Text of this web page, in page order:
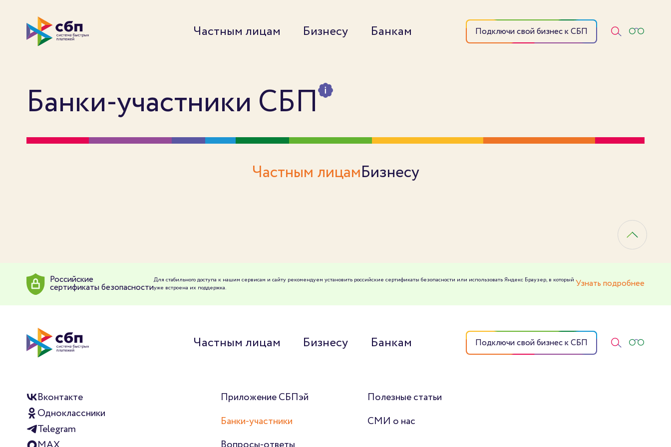
Частным лицам Бизнесу Банкам Подключи свой бизнес к СБП
Банки-участники СБП
Частным лицамБизнесу
Российские
сертификаты безопасности
Для стабильного доступа к нашим сервисам и сайту рекомендуем установить российские сертификаты безопасности или использовать Яндекс Браузер, в который
уже встроена их поддержка.
Узнать подробнее
Частным лицам Бизнесу Банкам Подключи свой бизнес к СБП
Вконтакте
Одноклассники
Telegram
Приложение СБПэй
Банки-участники
Полезные статьи
СМИ о нас